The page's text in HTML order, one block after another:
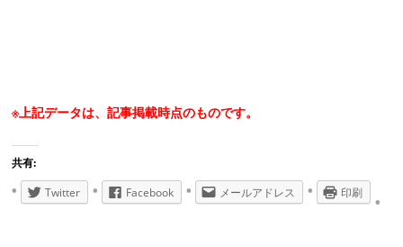
※上記データは、記事掲載時点のものです。
共有:
Twitter
Facebook メールアドレス 印刷